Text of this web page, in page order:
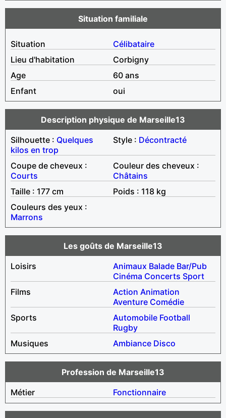
Situation familiale
Situation
Célibataire
Lieu d'habitation
Corbigny
Age
60 ans
Enfant
oui
Description physique de Marseille13
Silhouette : Quelques
kilos en trop
Style : Décontracté
Coupe de cheveux :
Courts
Couleur des cheveux :
Châtains
Taille : 177 cm
Poids : 118 kg
Couleurs des yeux :
Marrons
Les goûts de Marseille13
Loisirs
Animaux Balade Bar/Pub
Cinéma Concerts Sport
Films
Action Animation
Aventure Comédie
Sports
Automobile Football
Rugby
Musiques
Ambiance Disco
Profession de Marseille13
Métier
Fonctionnaire